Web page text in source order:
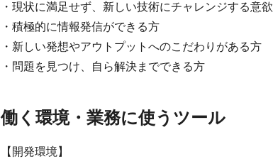
・現状に満足せず、新しい技術にチャレンジする意
・積極的に情報発信ができる方
・新しい発想やアウトプットへのこだわりがある方
・問題を見つけ、自ら解決までできる方
働く環境・業務に使うツール
【開発環境】